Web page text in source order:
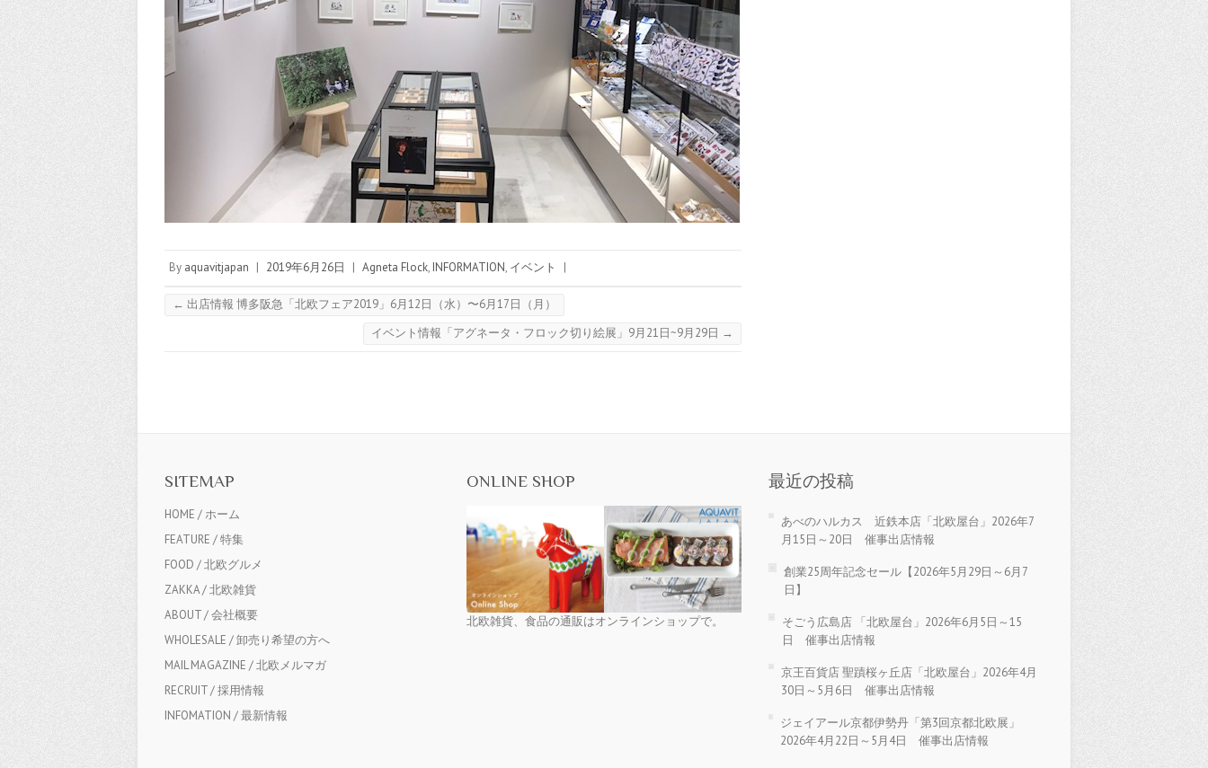
By aquavitjapan | 2019年6月26日 | Agneta Flock, INFORMATION, イベント |
← 出店情報 博多阪急「北欧フェア2019」6月12日（水）〜6月17日（月）
イベント情報「アグネータ・フロック切り絵展」9月21日~9月29日 →
SITEMAP
HOME / ホーム
FEATURE / 特集
FOOD / 北欧グルメ
ZAKKA / 北欧雑貨
ABOUT / 会社概要
WHOLESALE / 卸売り希望の方へ
MAIL MAGAZINE / 北欧メルマガ
RECRUIT / 採用情報
INFOMATION / 最新情報
ONLINE SHOP
北欧雑貨、食品の通販はオンラインショップで。
最近の投稿
あべのハルカス 近鉄本店「北欧屋台」2026年7
月15日～20日 催事出店情報
創業25周年記念セール【2026年5月29日～6月7
日】
そごう広島店 「北欧屋台」2026年6月5日～15
日 催事出店情報
京王百貨店 聖蹟桜ヶ丘店「北欧屋台」2026年4月
30日～5月6日 催事出店情報
ジェイアール京都伊勢丹「第3回京都北欧展」
2026年4月22日～5月4日 催事出店情報